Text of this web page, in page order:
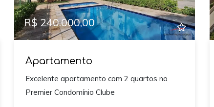
R$ 240.000,00
Apartamento
Excelente apartamento com 2 quartos no
Premier Condomínio Clube